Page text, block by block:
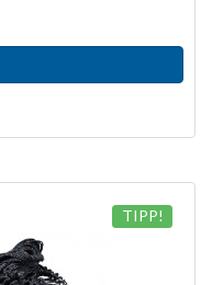
TIPP!